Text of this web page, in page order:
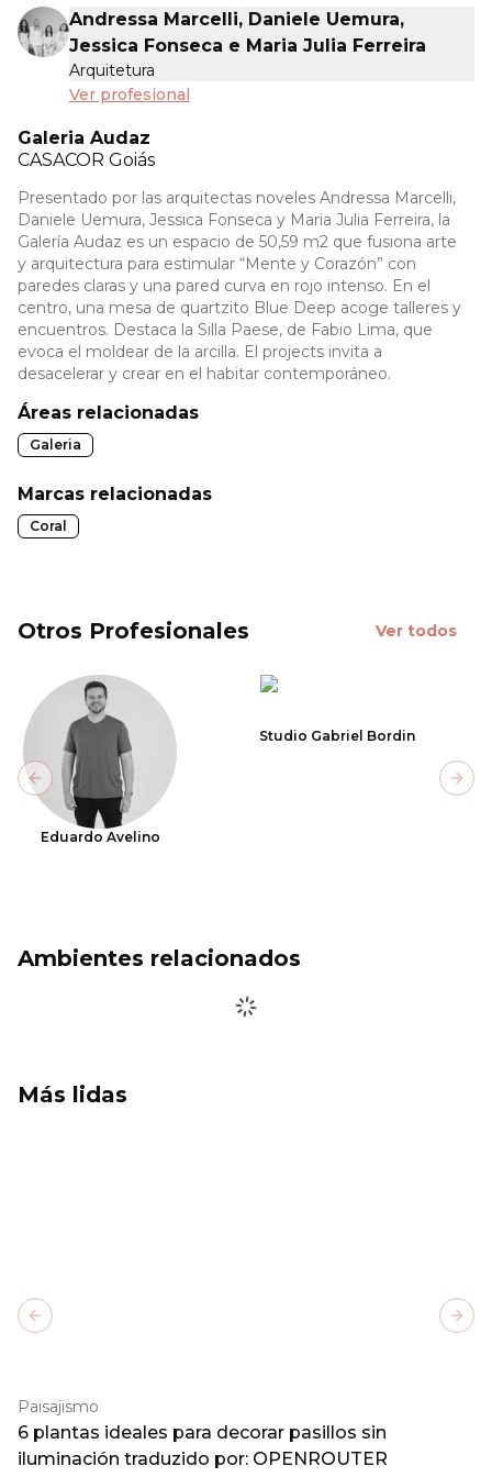
Andressa Marcelli, Daniele Uemura,
Jessica Fonseca e Maria Julia Ferreira
Arquitetura
Ver profesional
Galeria Audaz
CASACOR Goiás
Presentado por las arquitectas noveles Andressa Marcelli,
Daniele Uemura, Jessica Fonseca y Maria Julia Ferreira, la
Galería Audaz es un espacio de 50,59 m2 que fusiona arte
y arquitectura para estimular “Mente y Corazón” con
paredes claras y una pared curva en rojo intenso. En el
centro, una mesa de quartzito Blue Deep acoge talleres y
encuentros. Destaca la Silla Paese, de Fabio Lima, que
evoca el moldear de la arcilla. El projects invita a
desacelerar y crear en el habitar contemporáneo.
Áreas relacionadas
Galeria
Marcas relacionadas
Coral
Otros Profesionales Ver todos
Eduardo Avelino
Studio Gabriel Bordin
Previous slide
Ambientes relacionados
Más lidas
Paisajismo
6 plantas ideales para decorar pasillos sin
iluminación traduzido por: OPENROUTER
Previous slide